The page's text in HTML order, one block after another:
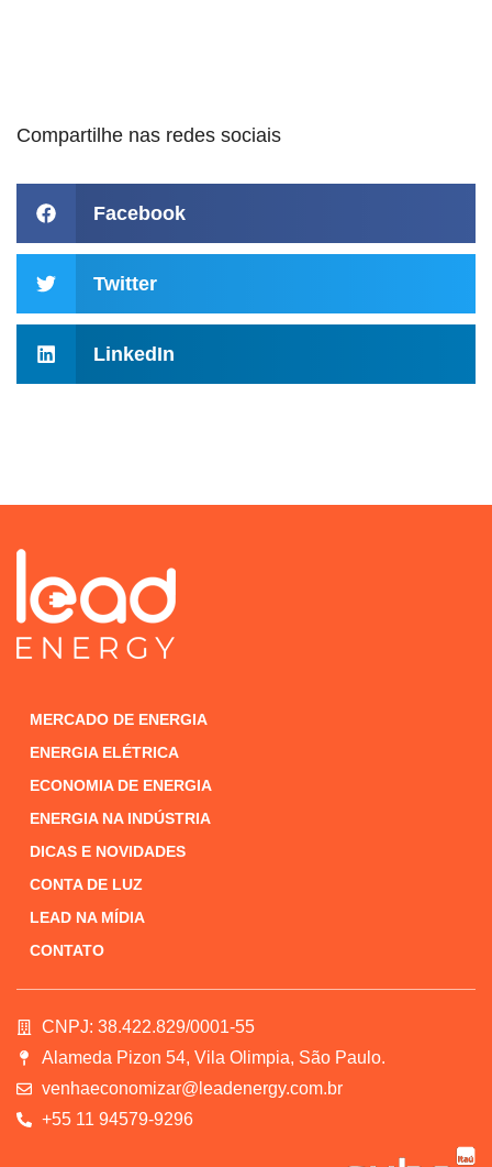
Compartilhe nas redes sociais
Facebook
Twitter
LinkedIn
MERCADO DE ENERGIA
ENERGIA ELÉTRICA
ECONOMIA DE ENERGIA
ENERGIA NA INDÚSTRIA
DICAS E NOVIDADES
CONTA DE LUZ
LEAD NA MÍDIA
CONTATO
CNPJ: 38.422.829/0001-55
Alameda Pizon 54, Vila Olimpia, São Paulo.
venhaeconomizar@leadenergy.com.br
+55 11 94579-9296